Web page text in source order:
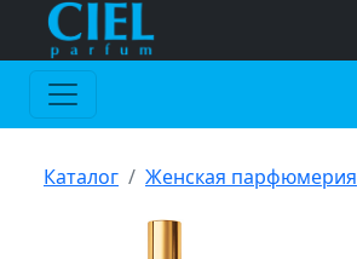
Каталог Женская парфюмерия